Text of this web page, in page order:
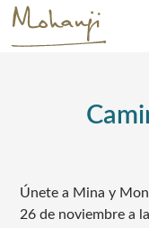
Skip
content
Únete a Mina y
26 de noviembre a